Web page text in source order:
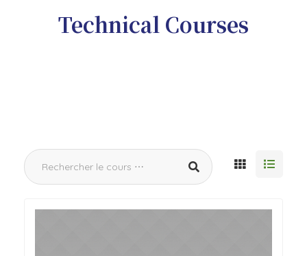
Technical Courses